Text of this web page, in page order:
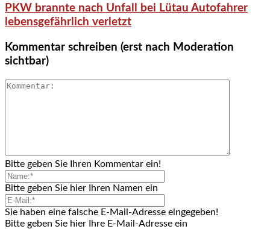
PKW brannte nach Unfall bei Lütau Autofahrer
lebensgefährlich verletzt
Kommentar schreiben (erst nach Moderation
sichtbar)
Bitte geben Sie Ihren Kommentar ein!
Bitte geben Sie hier Ihren Namen ein
Sie haben eine falsche E-Mail-Adresse eingegeben!
Bitte geben Sie hier Ihre E-Mail-Adresse ein